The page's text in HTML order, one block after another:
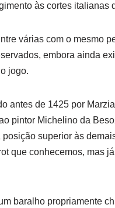
às cortes italianas
várias com o mesmo
embora ainda
jogo.
antes de 1425 por
pintor Michelino da
superior às
que conhecemos, mas
baralho propriamente